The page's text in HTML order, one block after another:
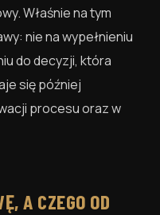
Właśnie na tym
nie na wypełnieniu
do decyzji, która
się później
procesu oraz w
A CZEGO OD